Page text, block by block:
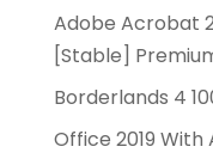
Adobe Acrobat
[Stable]
Borderlands 4
Office 2019